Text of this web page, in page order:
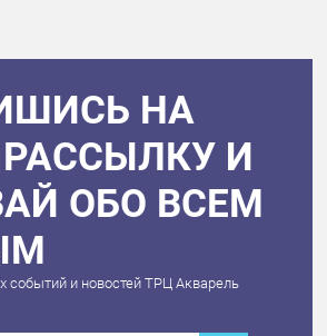
НА
И
ОБО ВСЕМ
событий и новостей ТРЦ Акварель